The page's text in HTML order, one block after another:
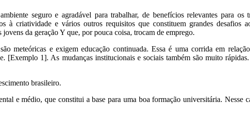
seguro e agradável para trabalhar, de benefícios relevantes para os
à criatividade e vários outros requisitos que constituem grandes desafios
da geração Y que, por pouca coisa, trocam de emprego.
meteóricas e exigem educação continuada. Essa é uma corrida em
[Exemplo 1]. As mudanças institucionais e sociais também são muito
brasileiro.
e médio, que constitui a base para uma boa formação universitária. Nesse